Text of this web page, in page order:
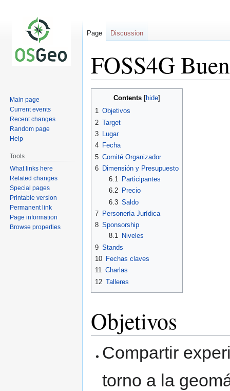
FOSS4G
navigation
search
Contents
1 Objetivos
2 Target
3 Lugar
4 Fecha
5 Comité Organizador
6 Dimensión y Presupuesto
6.1
Participantes
6.2
Precio
6.3 Saldo
7 Personería Jurídica
8 Sponsorship
8.1
Niveles
9 Stands
10 Fechas claves
11 Charlas
12 Talleres
Objetivos
Compartir
torno a la
Page Discussion
Main page
Current events
Recent changes
Random page
Help
Tools
What links here
Related changes
Special pages
Printable version
Permanent link
Page information
Browse properties